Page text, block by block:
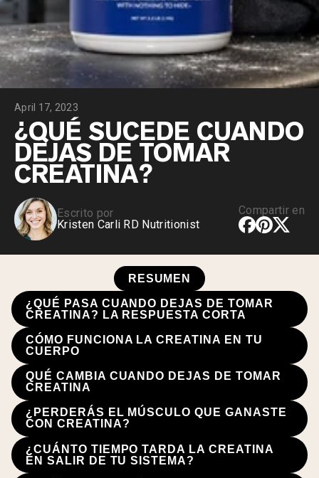
April 17, 2023
¿QUÉ SUCEDE CUANDO
DEJAS DE TOMAR
CREATINA?
Escrito por
Kristen Carli RD Nutritionist
Compartir en
RESUMEN
¿QUÉ PASA CUANDO DEJAS DE TOMAR
CREATINA? LA RESPUESTA CORTA
CÓMO FUNCIONA LA CREATINA EN TU
CUERPO
QUÉ CAMBIA CUANDO DEJAS DE TOMAR
CREATINA
¿PERDERÁS EL MÚSCULO QUE GANASTE
CON CREATINA?
¿CUÁNTO TIEMPO TARDA LA CREATINA
EN SALIR DE TU SISTEMA?